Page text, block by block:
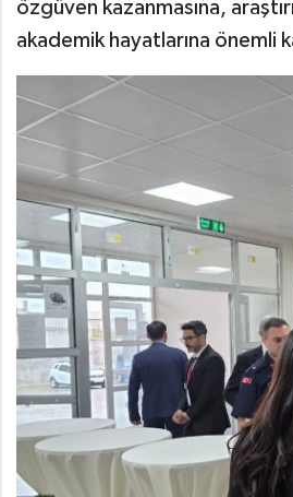
özgüven kazanmasına,
akademik hayatlarına önemli